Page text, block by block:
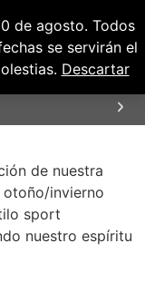
de agosto. Todos
se servirán el
Descartar
de nuestra
invierno
sport
nuestro espíritu